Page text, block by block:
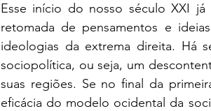
Esse início do nosso século XXI
retomada de pensamentos e
ideologias da extrema direita. Há
sociopolítica, ou seja, um
suas regiões. Se no final da
eficácia do modelo ocidental da